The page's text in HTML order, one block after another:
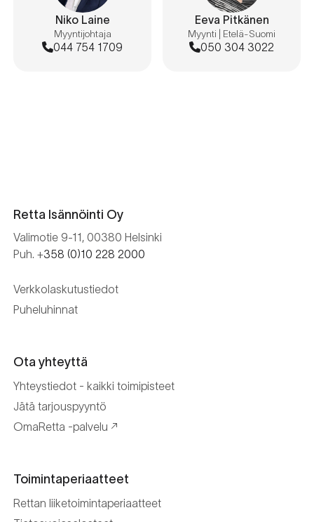
Niko Laine
Myyntijohtaja
044 754 1709
Eeva Pitkänen
Myynti | Etelä-Suomi
050 304 3022
Retta Isännöinti Oy
Valimotie 9-11, 00380 Helsinki
Puh. +358 (0)10 228 2000
Verkkolaskutustiedot
Puheluhinnat
Ota yhteyttä
Yhteystiedot - kaikki toimipisteet
Jätä tarjouspyyntö
OmaRetta -palvelu
Toimintaperiaatteet
Rettan liiketoimintaperiaatteet